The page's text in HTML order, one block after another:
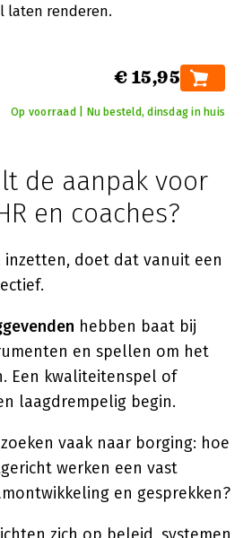
laten renderen.
€ 15,95
Op voorraad | Nu besteld, dinsdag in huis
de aanpak voor
en coaches?
doet dat vanuit een
hebben baat bij
en spellen om het
Een kwaliteitenspel of
laagdrempelig begin.
zoeken vaak naar borging: hoe
werken een vast
en gesprekken?